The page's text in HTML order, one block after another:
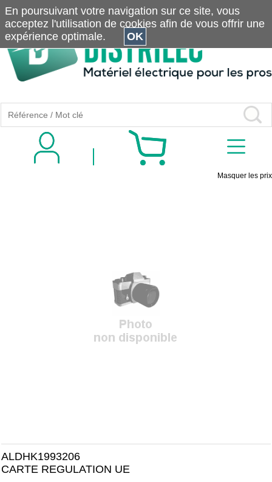
Masquer les prix
ALDHK1993206
CARTE REGULATION UE
En poursuivant votre navigation sur ce site, vous
acceptez l'utilisation de cookies afin de vous offrir une
expérience optimale.
OK